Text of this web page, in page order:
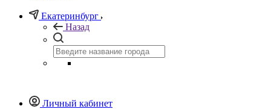
Екатеринбург
Назад
Личный кабинет